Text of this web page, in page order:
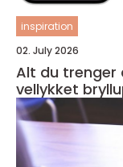
inspiration
02. July 2026
Alt du trenger
vellykket